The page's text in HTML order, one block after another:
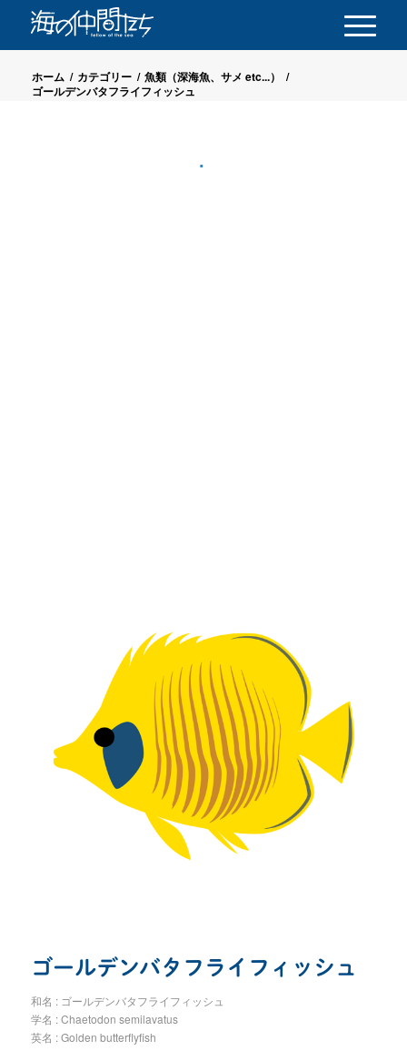
ホーム / カテゴリー / 魚類（深海魚、サメ etc...）
/
ゴールデンバタフライフィッシュ
ゴールデンバタフライフィッシュ
和名 : ゴールデンバタフライフィッシュ
学名 : Chaetodon semilavatus
英名 : Golden butterflyfish